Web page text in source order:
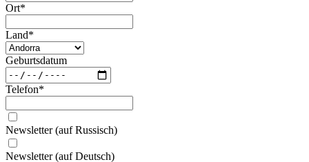
Ort*
Land*
Geburtsdatum
Telefon*
Newsletter (auf Russisch)
Newsletter (auf Deutsch)